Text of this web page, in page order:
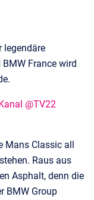
legendäre
France wird
@TV22
Mans Classic all
Raus aus
Asphalt, denn die
BMW Group